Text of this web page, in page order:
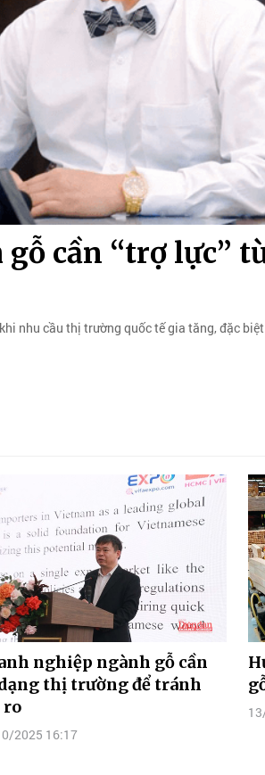
cần “trợ lực”
nhu cầu thị trường quốc tế gia tăng, đặc
nghiệp ngành gỗ cần
thị trường để tránh
2025 16:17